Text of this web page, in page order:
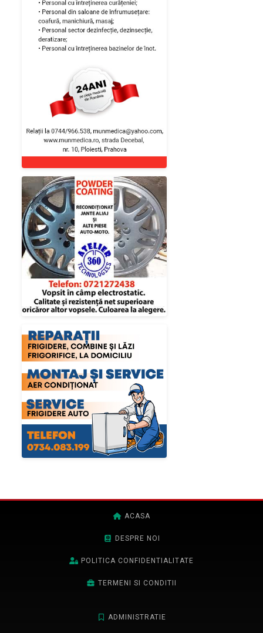
ACASA
DESPRE NOI
POLITICA CONFIDENTIALITATE
TERMENI SI CONDITII
ADMINISTRATIE